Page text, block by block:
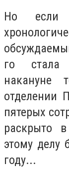
Но если
го стала
накануне
отделении
пятерых
раскрыто
этому делу
году...